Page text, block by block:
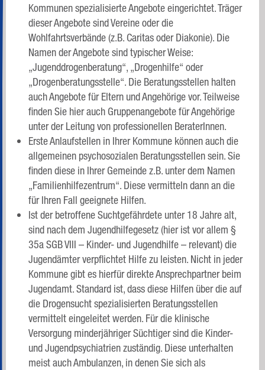
Kommunen spezialisierte Angebote eingerichtet. Träger
dieser Angebote sind Vereine oder die
Wohlfahrtsverbände (z.B. Caritas oder Diakonie). Die
Namen der Angebote sind typischer Weise:
„Jugenddrogenberatung“, „Drogenhilfe“ oder
„Drogenberatungsstelle“. Die Beratungsstellen halten
auch Angebote für Eltern und Angehörige vor. Teilweise
finden Sie hier auch Gruppenangebote für Angehörige
unter der Leitung von professionellen BeraterInnen.
Erste Anlaufstellen in Ihrer Kommune können auch die
allgemeinen psychosozialen Beratungsstellen sein. Sie
finden diese in Ihrer Gemeinde z.B. unter dem Namen
„Familienhilfezentrum“. Diese vermitteln dann an die
für Ihren Fall geeignete Hilfen.
Ist der betroffene Suchtgefährdete unter 18 Jahre alt,
sind nach dem Jugendhilfegesetz (hier ist vor allem §
35a SGB VIII – Kinder- und Jugendhilfe – relevant) die
Jugendämter verpflichtet Hilfe zu leisten. Nicht in jeder
Kommune gibt es hierfür direkte Ansprechpartner beim
Jugendamt. Standard ist, dass diese Hilfen über die auf
die Drogensucht spezialisierten Beratungsstellen
vermittelt eingeleitet werden. Für die klinische
Versorgung minderjähriger Süchtiger sind die Kinder-
und Jugendpsychiatrien zuständig. Diese unterhalten
meist auch Ambulanzen, in denen Sie sich als